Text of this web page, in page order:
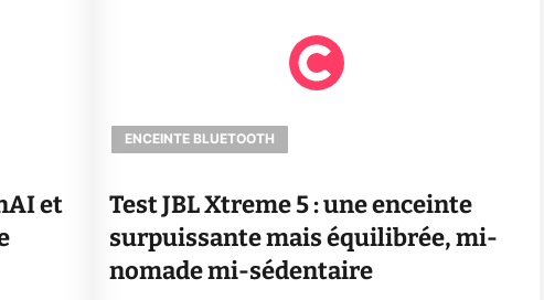
et
ENCEINTE BLUETOOTH
Test JBL Xtreme 5 : une enceinte
surpuissante mais équilibrée, mi-
nomade mi-sédentaire